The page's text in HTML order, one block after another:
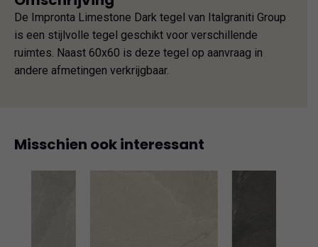
De Impronta Limestone Dark tegel van Italgraniti Group
is een stijlvolle tegel geschikt voor verschillende
ruimtes. Naast 60x60 is deze tegel op aanvraag in
andere afmetingen verkrijgbaar.
Misschien ook interessant